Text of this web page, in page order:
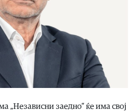
„Независни заедно“ ќе има свој